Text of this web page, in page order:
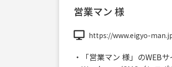
営業マン 様
https://www.eigyo-
・「営業マン 様」のWEB